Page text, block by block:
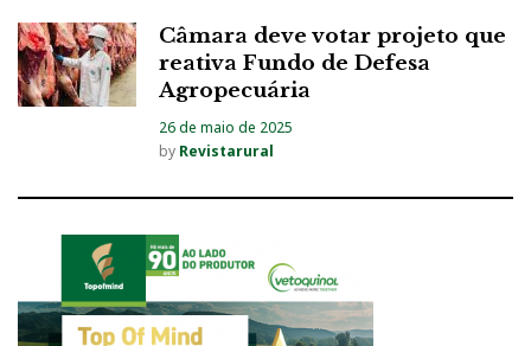
Câmara deve votar projeto que
reativa Fundo de Defesa
Agropecuária
26 de maio de 2025
by Revistarural